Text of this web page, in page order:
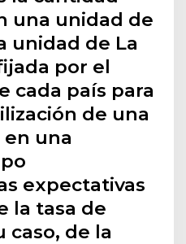
una unidad de
unidad de La
por el
cada país para
de una
una
expectativas
la tasa de
caso, de la